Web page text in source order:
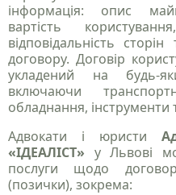
інформація: опис
вартість
відповідальність
договору. Договір
укладений на будь-
включаючи
обладнання,
Адвокати і юристи
«ІДЕАЛІСТ» у Львові
послуги щодо
(позички), зокрема: